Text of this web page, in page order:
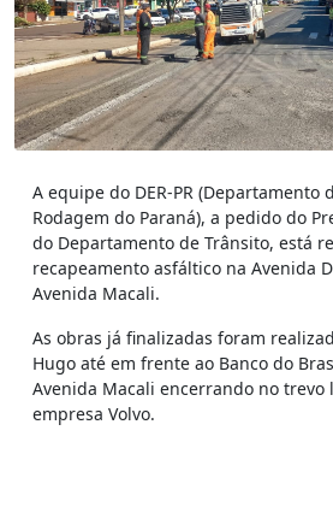
A equipe do DER-PR (Departamento
Rodagem do Paraná), a pedido do
do Departamento de Trânsito, está
recapeamento asfáltico na Avenida
Avenida Macali.
As obras já finalizadas foram
Hugo até em frente ao Banco do
Avenida Macali encerrando no trevo
empresa Volvo.